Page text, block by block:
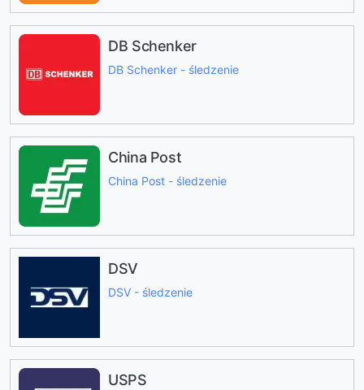
DB Schenker
DB Schenker - śledzenie
China Post
China Post - śledzenie
DSV
DSV - śledzenie
USPS